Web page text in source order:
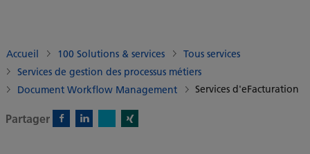
Accueil 100 Solutions & services
Tous services
Services de gestion des processus métiers
Document Workflow Management
Services d'eFacturation
Partager